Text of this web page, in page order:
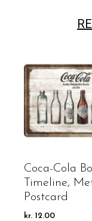
Coca-Cola
Timeline,
Postcard
kr. 12.00